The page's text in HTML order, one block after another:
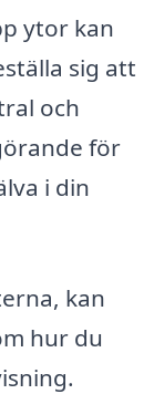
ytor kan
sig att
och
för
i din
kan
hur du